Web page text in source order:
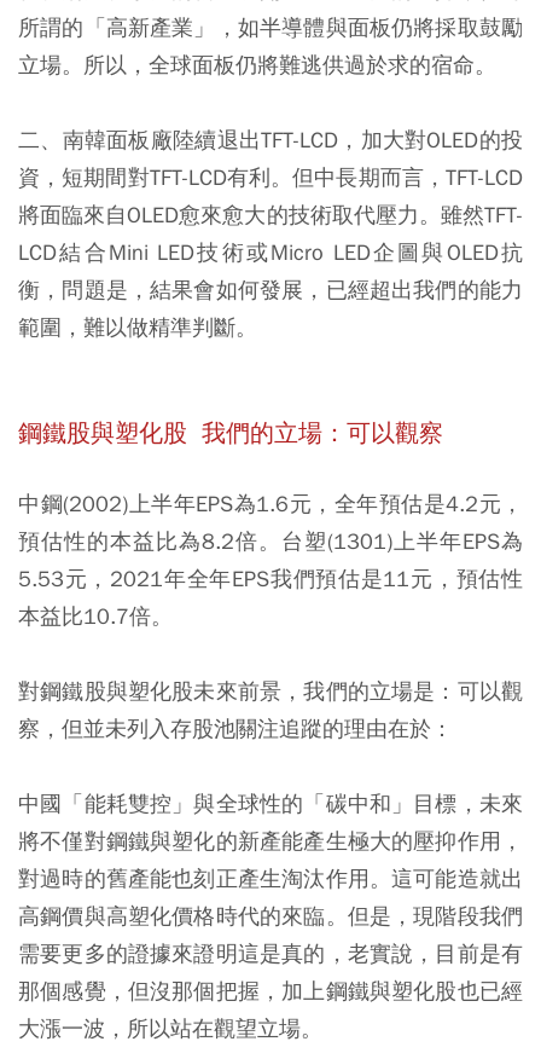
所謂的「高新產業」，如半導體與面板仍將採取鼓勵
立場。所以，全球面板仍將難逃供過於求的宿命。
二、南韓面板廠陸續退出TFT-LCD，加大對OLED的投
資，短期間對TFT-LCD有利。但中長期而言，TFT-LCD
將面臨來自OLED愈來愈大的技術取代壓力。雖然TFT-
LCD結合Mini LED技術或Micro LED企圖與OLED抗
衡，問題是，結果會如何發展，已經超出我們的能力
範圍，難以做精準判斷。
鋼鐵股與塑化股 我們的立場：可以觀察
中鋼(2002)上半年EPS為1.6元，全年預估是4.2元，
預估性的本益比為8.2倍。台塑(1301)上半年EPS為
5.53元，2021年全年EPS我們預估是11元，預估性
本益比10.7倍。
對鋼鐵股與塑化股未來前景，我們的立場是：可以觀
察，但並未列入存股池關注追蹤的理由在於：
中國「能耗雙控」與全球性的「碳中和」目標，未來
將不僅對鋼鐵與塑化的新產能產生極大的壓抑作用，
對過時的舊產能也刻正產生淘汰作用。這可能造就出
高鋼價與高塑化價格時代的來臨。但是，現階段我們
需要更多的證據來證明這是真的，老實說，目前是有
那個感覺，但沒那個把握，加上鋼鐵與塑化股也已經
大漲一波，所以站在觀望立場。